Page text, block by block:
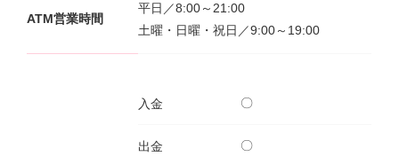
法人のお客さま
たいこうオフィスe-バンキング
ATM営業時間
平日／8:00～21:00
土曜・日曜・祝日／9:00～19:00
入金 〇
出金 〇